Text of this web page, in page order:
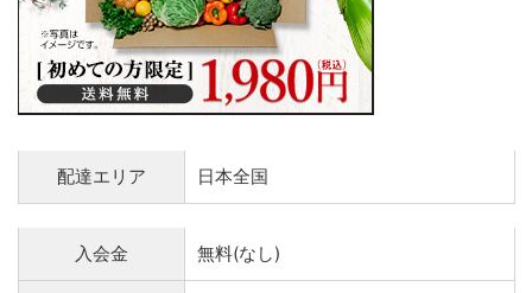
配達エリア 日本全国
入会金 無料(なし)